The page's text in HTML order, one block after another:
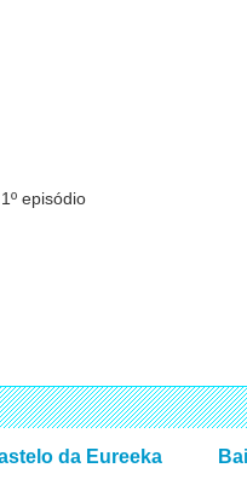
episódio
da Eureeka